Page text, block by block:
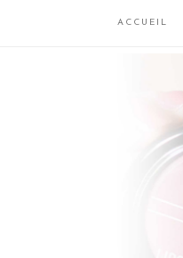
ACCUEIL